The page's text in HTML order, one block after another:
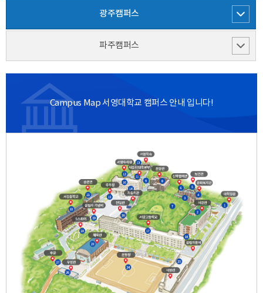
광주캠퍼스
파주캠퍼스
Campus Map 서영대학교 캠퍼스 안내 입니다!